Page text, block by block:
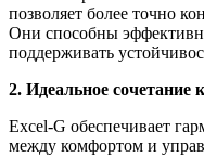
позволяет более точно
Они способны
поддерживать
2. Идеальное сочетание
Excel-G обеспечивает
между комфортом и